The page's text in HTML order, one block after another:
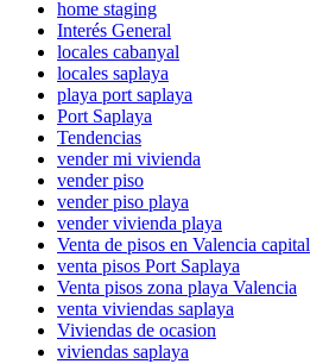
home staging
Interés General
locales cabanyal
locales saplaya
playa port saplaya
Port Saplaya
Tendencias
vender mi vivienda
vender piso
vender piso playa
vender vivienda playa
Venta de pisos en Valencia capital
venta pisos Port Saplaya
Venta pisos zona playa Valencia
venta viviendas saplaya
Viviendas de ocasion
viviendas saplaya